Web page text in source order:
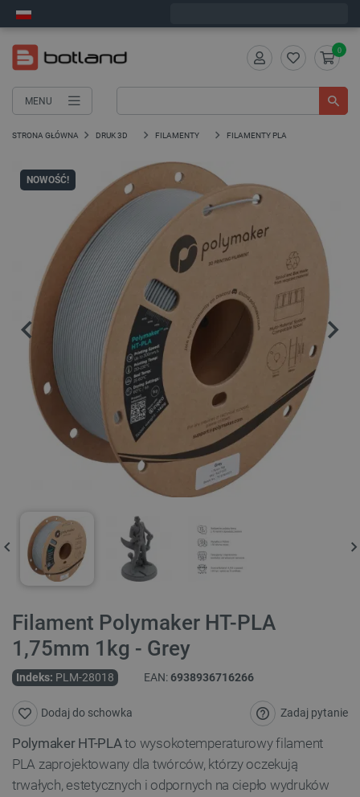
MENU
0
STRONA GŁÓWNA DRUK 3D FILAMENTY FILAMENTY PLA
NOWOŚĆ!
Filament Polymaker HT-PLA
1,75mm 1kg - Grey
Indeks: PLM-28018 EAN:6938936716266
Zadaj pytanie
Dodaj do schowka
Polymaker HT-PLAto wysokotemperaturowy filament
PLA zaprojektowany dla twórców, którzy oczekują
trwałych, estetycznych i odpornych na ciepło wydruków